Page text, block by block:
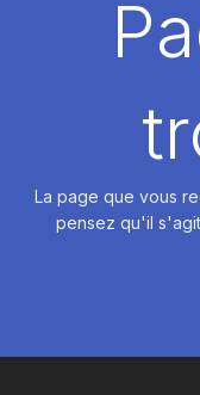
La page que vous
pensez qu'il